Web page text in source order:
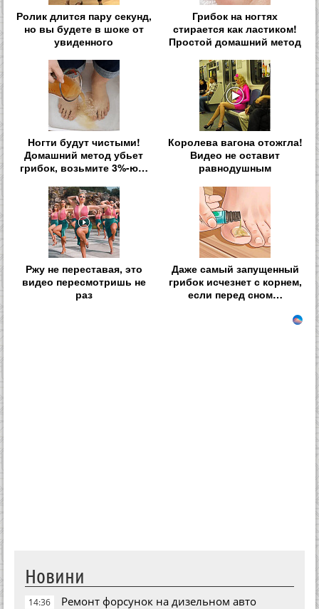
Ролик длится пару секунд,
но вы будете в шоке от
увиденного
Грибок на ногтях
стирается как ластиком!
Простой домашний метод
Ногти будут чистыми!
Домашний метод убьет
грибок, возьмите 3%-ю…
Королева вагона отожгла!
Видео не оставит
равнодушным
Ржу не переставая, это
видео пересмотришь не
раз
Даже самый запущенный
грибок исчезнет с корнем,
если перед сном…
Новини
14:36 Ремонт форсунок на дизельном авто